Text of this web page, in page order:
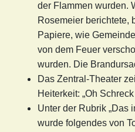
der Flammen wurden.
Rosemeier berichtete,
Papiere, wie
von dem Feuer
wurden. Die
Das Zentral-Theater
Heiterkeit: „Oh
Unter der Rubrik „Das
wurde folgendes von